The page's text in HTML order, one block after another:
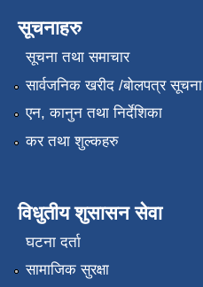
सूचनाहरु
सूचना तथा समाचार
सार्वजनिक खरीद /बोलपत्र सूचना
एन, कानुन तथा निर्देशिका
कर तथा शुल्कहरु
विधुतीय शुसासन सेवा
घटना दर्ता
सामाजिक सुरक्षा